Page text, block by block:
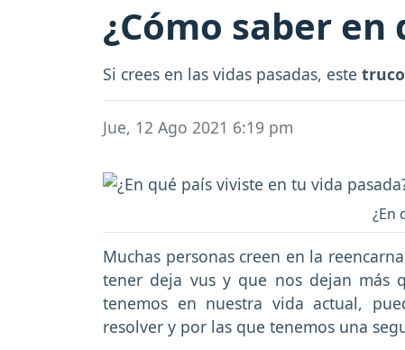
¿Cómo saber
Si crees en las vidas pasadas, este
Jue, 12 Ago 2021 6:19 pm
¿En
Muchas personas creen en la
tener deja vus y que nos dejan más
tenemos en nuestra vida actual,
resolver y por las que tenemos una